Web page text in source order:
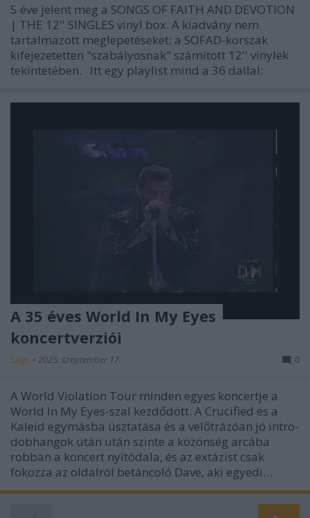
5 éve jelent meg a SONGS OF FAITH AND DEVOTION
| THE 12'' SINGLES vinyl box. A kiadvány nem
tartalmazott meglepetéseket: a SOFAD-korszak
kifejezetetten "szabályosnak" számított 12'' vinylek
tekintetében. Itt egy playlist mind a 36 dallal:
A 35 éves World In My Eyes
koncertverziói
Szigi. • 2025. szeptember 17. 0
A World Violation Tour minden egyes koncertje a
World In My Eyes-szal kezdődött. A Crucified és a
Kaleid egymásba úsztatása és a velőtrázóan jó intro-
dobhangok után után szinte a közönség arcába
robban a koncert nyitódala, és az extázist csak
fokozza az oldalról betáncoló Dave, aki egyedi…